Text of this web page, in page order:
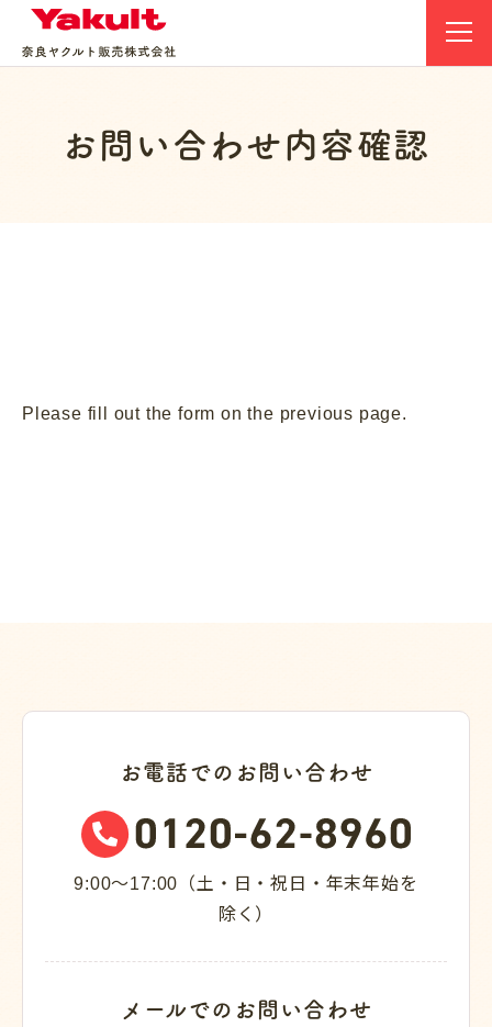
お問い合わせ内容確認
Please fill out the form on the previous page.
お電話でのお問い合わせ
9:00～17:00（土・日・祝日・年末年始を
除く）
メールでのお問い合わせ